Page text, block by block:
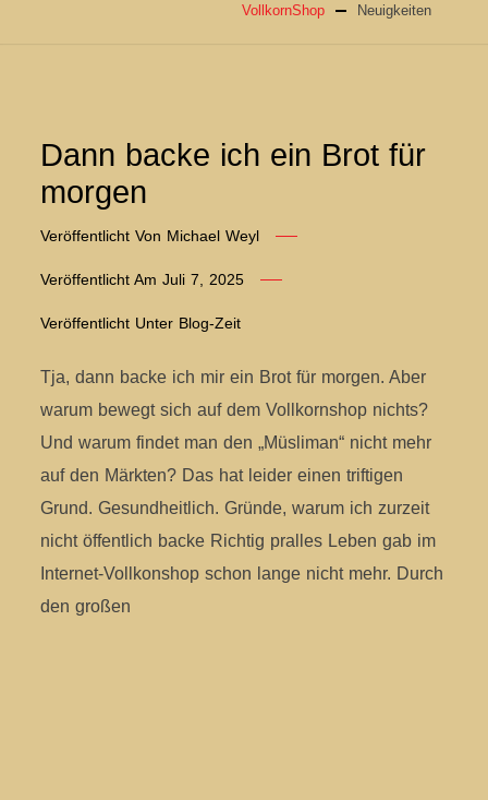
VollkornShop Neuigkeiten
Dann backe ich ein Brot für
morgen
Veröffentlicht Von Michael Weyl
Veröffentlicht AmJuli 7, 2025
Veröffentlicht Unter Blog-Zeit
Tja, dann backe ich mir ein Brot für morgen. Aber
warum bewegt sich auf dem Vollkornshop nichts?
Und warum findet man den „Müsliman“ nicht mehr
auf den Märkten? Das hat leider einen triftigen
Grund. Gesundheitlich. Gründe, warum ich zurzeit
nicht öffentlich backe Richtig pralles Leben gab im
Internet-Vollkonshop schon lange nicht mehr. Durch
den großen